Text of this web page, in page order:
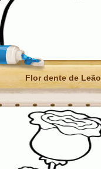
Flor dente de Leão